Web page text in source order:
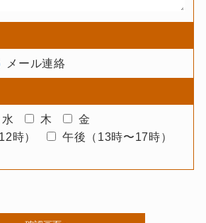
メール連絡
水 木
金
時）
午後（13時〜17時）